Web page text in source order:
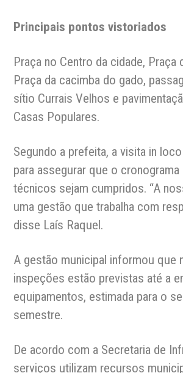
Principais pontos vistoriados
Praça no Centro da cidade, Praça
Praça da cacimba do gado,
sítio Currais Velhos e
Casas Populares.
Segundo a prefeita, a visita in
para assegurar que o
técnicos sejam cumpridos. “A
uma gestão que trabalha com
disse Laís Raquel.
A gestão municipal informou que
inspeções estão previstas até a
equipamentos, estimada para o
semestre.
De acordo com a Secretaria de
serviços utilizam recursos